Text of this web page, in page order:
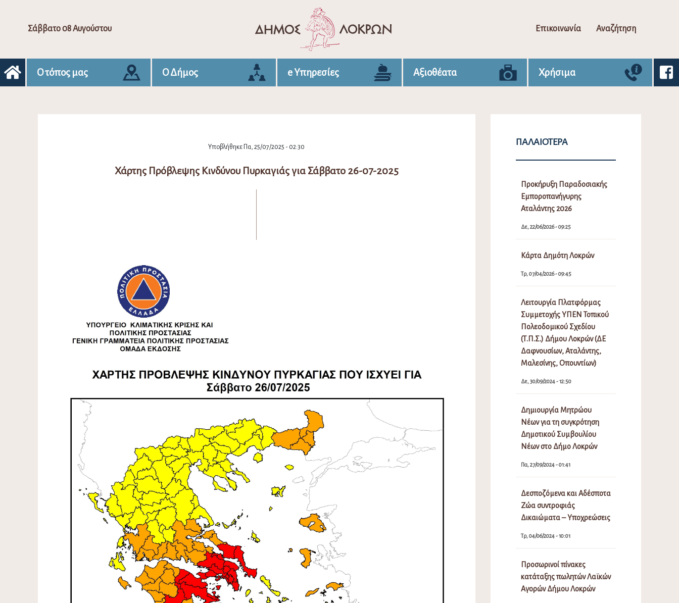
Σάββατο 08 Αυγούστου Επικοινωνία Αναζήτηση
Ο τόπος μας Ο Δήμος e Υπηρεσίες Αξιοθέατα Χρήσιμα
Υποβλήθηκε Πα, 25/07/2025 - 02:30
Χάρτης Πρόβλεψης Κινδύνου Πυρκαγιάς για Σάββατο 26-07-2025
ΠΑΛΑΙΌΤΕΡΑ
Προκήρυξη Παραδοσιακής
Εμποροπανήγυρης
Αταλάντης 2026
Δε, 22/06/2026 - 09:25
Κάρτα Δημότη Λοκρών
Τρ, 07/04/2026 - 09:45
Λειτουργία Πλατφόρμας
Συμμετοχής ΥΠΕΝ Τοπικού
Πολεοδομικού Σχεδίου
(Τ.Π.Σ.) Δήμου Λοκρών (ΔΕ
Δαφνουσίων, Αταλάντης,
Μαλεσίνης, Οπουντίων)
Δε, 30/09/2024 - 12:50
Δημιουργία Μητρώου
Νέων για τη συγκρότηση
Δημοτικού Συμβουλίου
Νέων στο Δήμο Λοκρών
Πα, 27/09/2024 - 01:41
Δεσποζόμενα και Αδέσποτα
Ζώα συντροφιάς
Δικαιώματα – Υποχρεώσεις
Τρ, 04/06/2024 - 10:01
Προσωρινοί πίνακες
κατάταξης πωλητών Λαϊκών
Αγορών Δήμου Λοκρών